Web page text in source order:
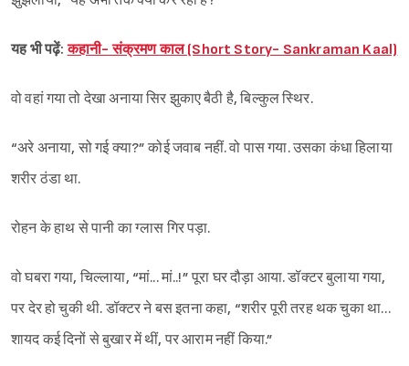
Sign in
यह भी पढ़ें:कहानी- संक्रमण काल (Short Story- Sankraman Kaal)
वो वहां गया तो देखा अनाया सिर झुकाए बैठी है, बिल्कुल स्थिर.
“अरे अनाया, सो गई क्या?” कोई जवाब नहीं. वो पास गया. उसका कंधा हिलाया
शरीर ठंडा था.
रोहन के हाथ से पानी का ग्लास गिर पड़ा.
वो घबरा गया, चिल्लाया, “मां... मां..!” पूरा घर दौड़ा आया. डॉक्टर बुलाया गया,
पर देर हो चुकी थी. डॉक्टर ने बस इतना कहा,‌ “शरीर पूरी तरह थक चुका था…
शायद कई दिनों से बुखार में थीं, पर आराम नहीं किया.”